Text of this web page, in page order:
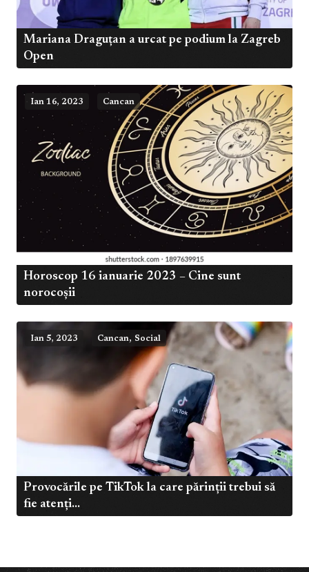
Mariana Draguțan a urcat pe podium la Zagreb
Open
Ian 16, 2023 Cancan
Horoscop 16 ianuarie 2023 – Cine sunt
norocoșii
Ian 5, 2023 Cancan, Social
Provocările pe TikTok la care părinții trebui să
fie atenți...